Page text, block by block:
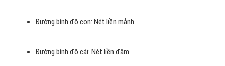
Đường bình độ con: Nét liền mảnh
Đường bình độ cái: Nét liền đậm